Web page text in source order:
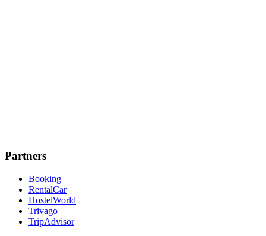
Partners
Booking
RentalCar
HostelWorld
Trivago
TripAdvisor